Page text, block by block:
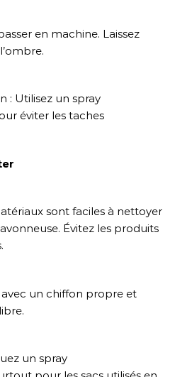
en machine. Laissez
: Utilisez un spray
éviter les taches
sont faciles à nettoyer
Évitez les produits
avec un chiffon propre et
un spray